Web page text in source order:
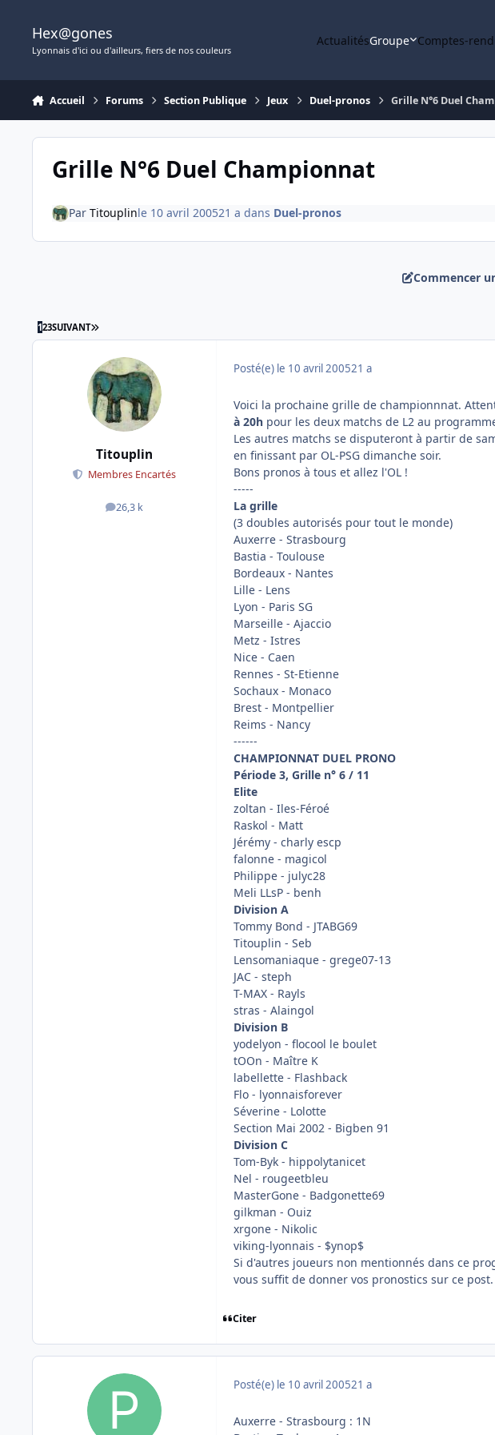
Hex@gones
Lyonnais d'ici ou d'ailleurs, fiers de nos couleurs
ActualitésGroupe Comptes-
Accueil Forums Section Publique Jeux Duel-pronos Grille N°6 Duel
Grille N°6 Duel Championnat
Par Titouplinle 10 avril 200521 a dans Duel-pronos
Commencer
123SUIVANT DERNIÈRE PAGE
Titouplin
Membres Encartés
26,3 k
messages
Posté(e) le 10 avril 200521 a
Voici la prochaine grille de championnnat.
à 20h pour les deux matchs de L2 au
Les autres matchs se disputeront à partir de
en finissant par OL-PSG dimanche soir.
Bons pronos à tous et allez l'OL !
-----
La grille
(3 doubles autorisés pour tout le monde)
Auxerre - Strasbourg
Bastia - Toulouse
Bordeaux - Nantes
Lille - Lens
Lyon - Paris SG
Marseille - Ajaccio
Metz - Istres
Nice - Caen
Rennes - St-Etienne
Sochaux - Monaco
Brest - Montpellier
Reims - Nancy
------
CHAMPIONNAT DUEL PRONO
Période 3, Grille n° 6 / 11
Elite
zoltan - Iles-Féroé
Raskol - Matt
Jérémy - charly escp
falonne - magicol
Philippe - julyc28
Meli LLsP - benh
Division A
Tommy Bond - JTABG69
Titouplin - Seb
Lensomaniaque - grege07-13
JAC - steph
T-MAX - Rayls
stras - Alaingol
Division B
yodelyon - flocool le boulet
tOOn - Maître K
labellette - Flashback
Flo - lyonnaisforever
Séverine - Lolotte
Section Mai 2002 - Bigben 91
Division C
Tom-Byk - hippolytanicet
Nel - rougeetbleu
MasterGone - Badgonette69
gilkman - Ouiz
xrgone - Nikolic
viking-lyonnais - $ynop$
Si d'autres joueurs non mentionnés dans ce
vous suffit de donner vos pronostics sur ce post.
Citer
Posté(e) le 10 avril 200521 a
Auxerre - Strasbourg : 1N